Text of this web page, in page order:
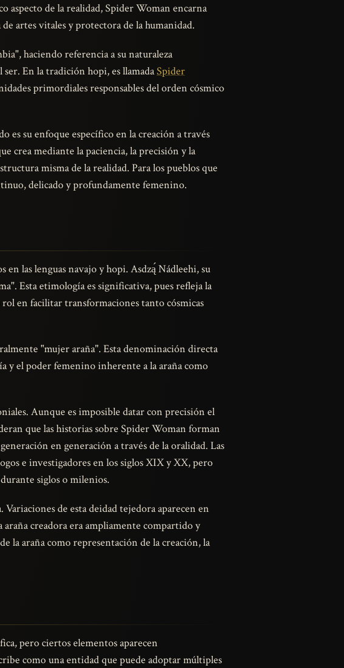
aspecto de la realidad, Spider Woman encarna
artes vitales y protectora de la humanidad.
haciendo referencia a su naturaleza
En la tradición hopi, es llamadaSpider
primordiales responsables del orden cósmico
es su enfoque específico en la creación a través
crea mediante la paciencia, la precisión y la
misma de la realidad. Para los pueblos que
delicado y profundamente femenino.
las lenguas navajo y hopi. Asdzą́ Nádleehi, su
Esta etimología es significativa, pues refleja la
en facilitar transformaciones tanto cósmicas
"mujer araña". Esta denominación directa
y el poder femenino inherente a la araña como
Aunque es imposible datar con precisión el
que las historias sobre Spider Woman forman
en generación a través de la oralidad. Las
e investigadores en los siglos XIX y XX, pero
siglos o milenios.
de esta deidad tejedora aparecen en
creadora era ampliamente compartido y
la araña como representación de la creación, la
pero ciertos elementos aparecen
como una entidad que puede adoptar múltiples